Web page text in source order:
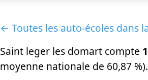
← Toutes les auto-écoles dans
Saint leger les domart compte
moyenne nationale de 60,87 %).